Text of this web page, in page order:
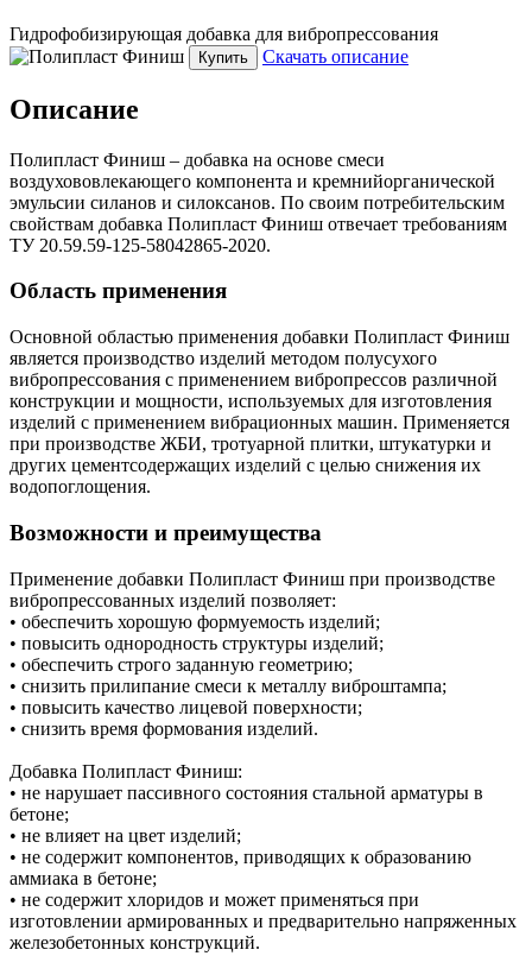
Гидрофобизирующая добавка для вибропрессования
Купить Скачать описание
Описание
Полипласт Финиш – добавка на основе смеси
воздухововлекающего компонента и кремнийорганической
эмульсии силанов и силоксанов. По своим потребительским
свойствам добавка Полипласт Финиш отвечает требованиям
ТУ 20.59.59-125-58042865-2020.
Область применения
Основной областью применения добавки Полипласт Финиш
является производство изделий методом полусухого
вибропрессования с применением вибропрессов различной
конструкции и мощности, используемых для изготовления
изделий с применением вибрационных машин. Применяется
при производстве ЖБИ, тротуарной плитки, штукатурки и
других цементсодержащих изделий с целью снижения их
водопоглощения.
Возможности и преимущества
Применение добавки Полипласт Финиш при производстве
вибропрессованных изделий позволяет:
• обеспечить хорошую формуемость изделий;
• повысить однородность структуры изделий;
• обеспечить строго заданную геометрию;
• снизить прилипание смеси к металлу виброштампа;
• повысить качество лицевой поверхности;
• снизить время формования изделий.
Добавка Полипласт Финиш:
• не нарушает пассивного состояния стальной арматуры в
бетоне;
• не влияет на цвет изделий;
• не содержит компонентов, приводящих к образованию
аммиака в бетоне;
• не содержит хлоридов и может применяться при
изготовлении армированных и предварительно напряженных
железобетонных конструкций.